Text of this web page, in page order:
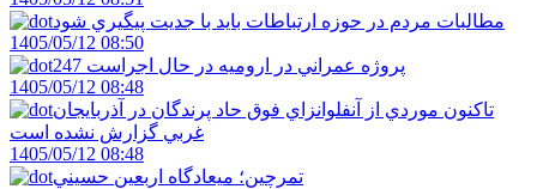
مطالبات مردم در حوزه ارتباطات بايد با جديت پيگيري شود
1405/05/12 08:50
247 پروژه عمراني در اروميه در حال اجراست
1405/05/12 08:48
تاکنون موردي از آنفلوانزاي فوق حاد پرندگان در آذربايجان
غربي گزارش نشده است
1405/05/12 08:48
تمرچين؛ ميعادگاه اربعين حسيني